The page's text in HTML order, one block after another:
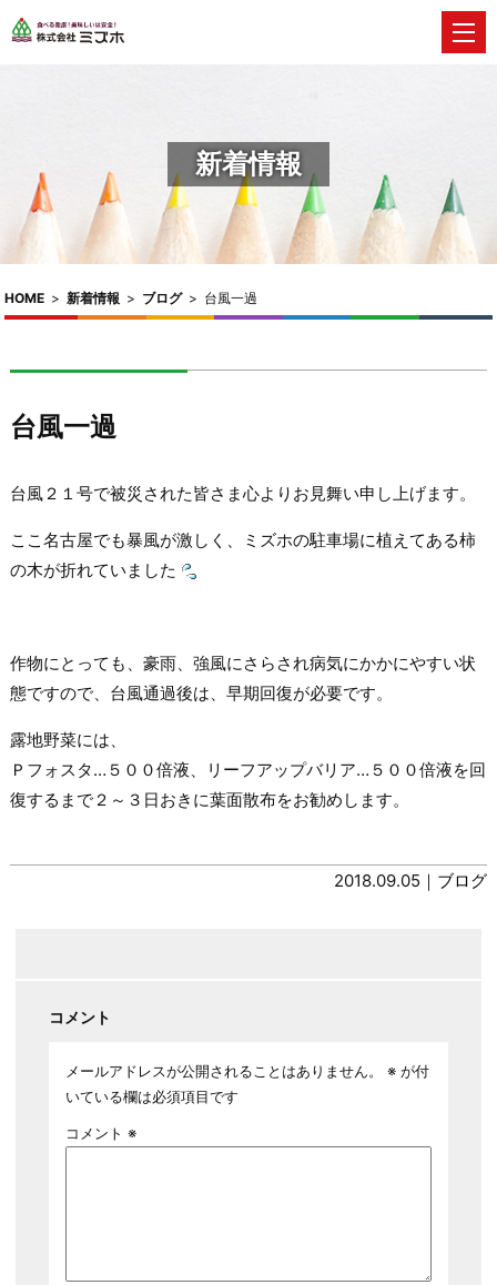
新着情報
HOME > 新着情報 > ブログ> 台風一過
台風一過
台風２１号で被災された皆さま心よりお見舞い申し上げます。
ここ名古屋でも暴風が激しく、ミズホの駐車場に植えてある柿
の木が折れていました
作物にとっても、豪雨、強風にさらされ病気にかかにやすい状
態ですので、台風通過後は、早期回復が必要です。
露地野菜には、
Ｐフォスタ…５００倍液、リーフアップバリア…５００倍液を回
復するまで２～３日おきに葉面散布をお勧めします。
2018.09.05｜ ブログ
コメント
メールアドレスが公開されることはありません。 ※が付
いている欄は必須項目です
コメント ※